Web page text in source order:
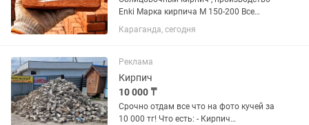
Enki Марка кирпича М 150-200 Все
расцветки в наличии, любой объем
Адрес Орловская 109а
Караганда, сегодня
Реклама
Кирпич
10 000 ₸
Срочно отдам все что на фото кучей за
10 000 тг! Что есть: - Кирпич